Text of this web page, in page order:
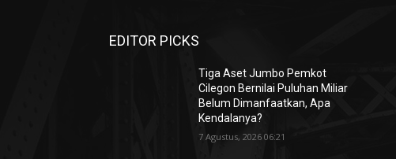
EDITOR PICKS
Tiga Aset Jumbo Pemkot
Cilegon Bernilai Puluhan Miliar
Belum Dimanfaatkan, Apa
Kendalanya?
7 Agustus, 2026 06:21